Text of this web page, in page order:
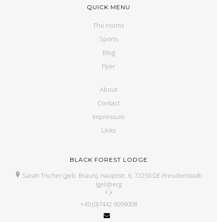
QUICK MENU
The rooms
Sports
Blog
Flyer
About
Contact
Impressum
Links
BLACK FOREST LODGE
Sarah Tischer (geb. Braun), Hauptstr. 6, 72250 DE-Freudenstadt-
Igelsberg
+49 (0)7442 9099008